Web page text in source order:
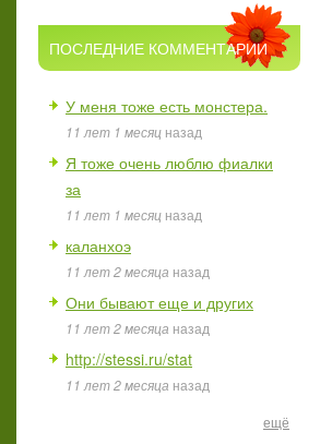
ПОСЛЕДНИЕ КОММЕНТАРИИ
У меня тоже есть монстера.
11 лет 1 месяц назад
Я тоже очень люблю фиалки
за
11 лет 1 месяц назад
каланхоэ
11 лет 2 месяца назад
Они бывают еще и других
11 лет 2 месяца назад
http://stessi.ru/stat
11 лет 2 месяца назад
ещё